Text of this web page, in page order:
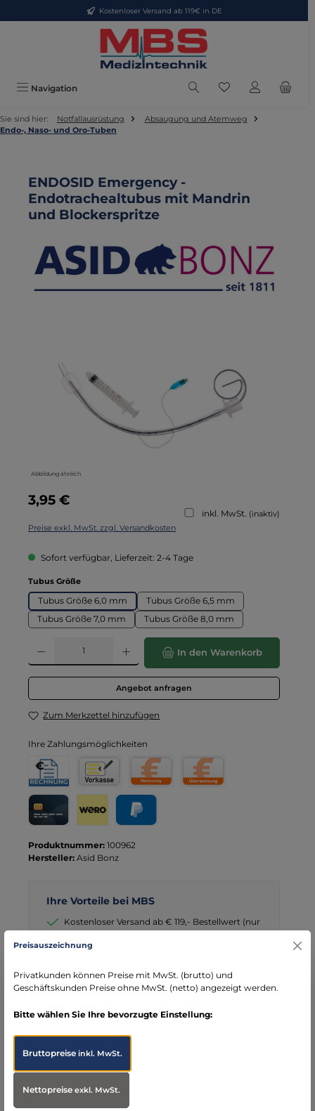
Zum Hauptinhalt springenKostenloser Versand ab 119€ in DE
Navigation Du hast 0
Sie sind hier: Notfallausrüstung
Absaugung und Atemweg
Endo-, Naso- und Oro-Tuben
ENDOSID Emergency -
Endotrachealtubus mit Mandrin
und Blockerspritze
Abbildung ähnlich
Regulärer Preis:
3,95 €
inkl. MwSt. (inaktiv)
Preise exkl. MwSt. zzgl. Versandkosten
Sofort verfügbar, Lieferzeit: 2-4 Tage
Tubus Größeauswählen
Tubus Größe 6,0 mm
Tubus Größe 6,5 mm
Tubus Größe 7,0 mm
Tubus Größe 8,0 mm
Produkt Anzahl: Gib den gewünschten Wert ein oder benutze die
In den Warenkorb
Angebot anfragen
Zum Merkzettel hinzufügen
Ihre Zahlungsmöglichkeiten
Produktnummer: 100962
Hersteller: Asid Bonz
Ihre Vorteile bei MBS
Kostenloser Versand ab € 119,- Bestellwert (nur
DE)
schneller Versand mit DHL
Bereich Notfallmedizin
komplett mit einer passenden Führungsmandrin mit leicht
Preisauszeichnung
Privatkunden können Preise mit MwSt. (brutto) und
Geschäftskunden Preise ohne MwSt. (netto) angezeigt werden.
Bitte wählen Sie Ihre bevorzugte Einstellung:
Bruttopreiseinkl. MwSt.
Nettopreiseexkl. MwSt.